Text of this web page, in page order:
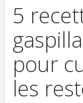
5
pour
les